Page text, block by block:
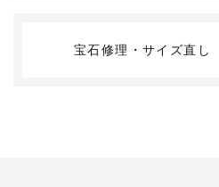
宝石修理・サイズ直し